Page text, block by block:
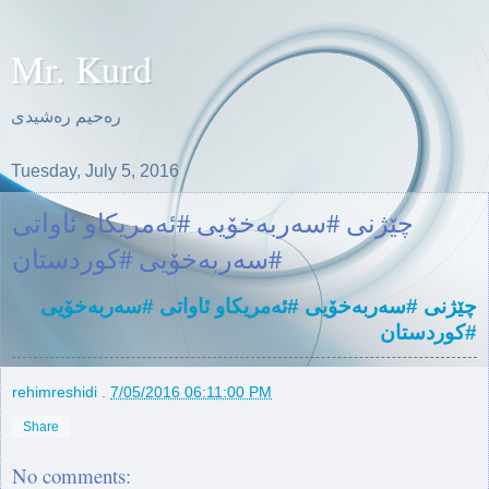
Mr. Kurd
ره‌حیم ره‌شیدی
Tuesday, July 5, 2016
چێژنی ‫#‏سەربەخۆیی‬ ‫#‏ئەمریکاو‬ ئاواتی
چێژنی ‫#‏سەربەخۆیی‬ ‫#‏ئەمریکاو‬ ئاواتی #سەربەخۆیی
‫#‏کوردستان‬
rehimreshidi 7/05/2016 06:11:00 PM
Share
No comments: